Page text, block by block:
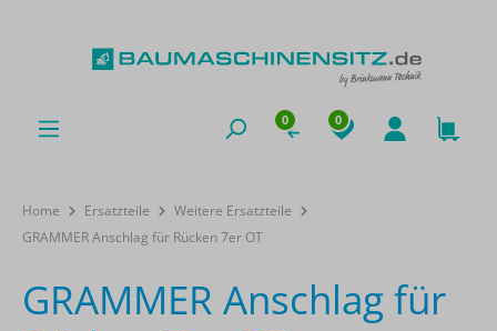
0 0
Home Ersatzteile
Weitere Ersatzteile
GRAMMER Anschlag für Rücken 7er OT
GRAMMER Anschlag für